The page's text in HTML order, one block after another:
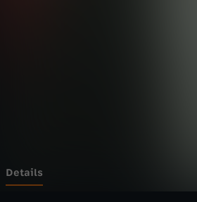
t
Details